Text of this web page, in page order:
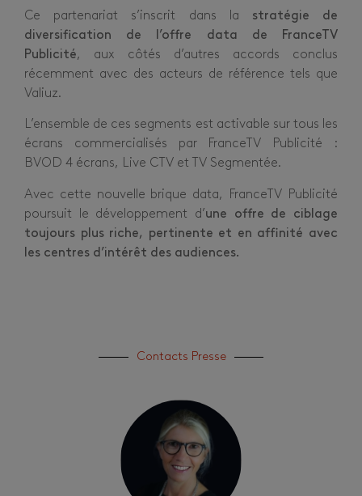
Ce partenariat s’inscrit dans la stratégie de
diversification de l’offre data de FranceTV
Publicité, aux côtés d’autres accords conclus
récemment avec des acteurs de référence tels que
Valiuz.
L’ensemble de ces segments est activable sur tous les
écrans commercialisés par FranceTV Publicité :
BVOD 4 écrans, Live CTV et TV Segmentée.
Avec cette nouvelle brique data, FranceTV Publicité
poursuit le développement d’une offre de ciblage
toujours plus riche, pertinente et en affinité avec
les centres d’intérêt des audiences.
Contacts Presse